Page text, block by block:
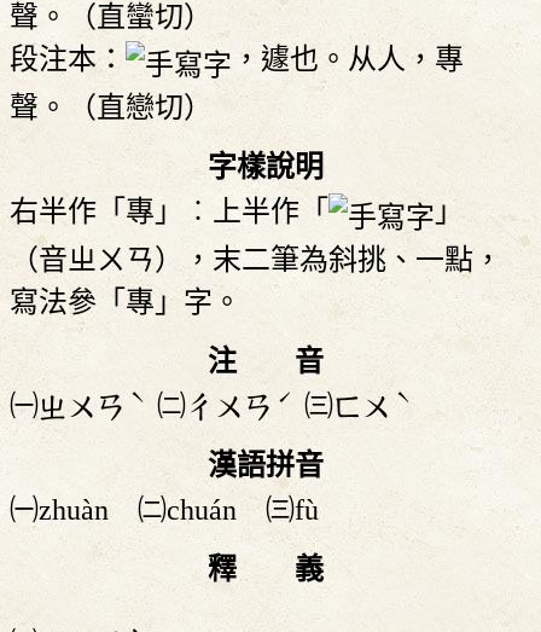
聲。（直蠻切）
段注本：
，遽也。从人，專
聲。（直戀切）
字樣說明
右半作「專」︰上半作「
」
（音ㄓㄨㄢ），末二筆為斜挑、一點，
寫法參「專」字。
注 音
㈠ㄓㄨㄢ ˋ ㈡ㄔㄨㄢ ˊ ㈢ㄈㄨ ˋ
漢語拼音
㈠zhuàn ㈡chuán ㈢fù
釋 義